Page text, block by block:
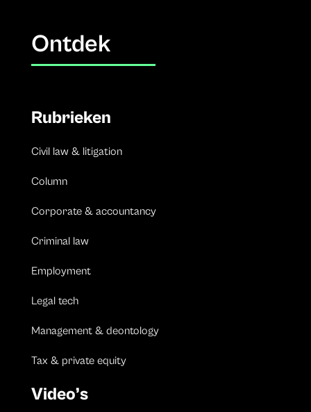
Ontdek
Rubrieken
Civil law & litigation
Column
Corporate & accountancy
Criminal law
Employment
Legal tech
Management & deontology
Tax & private equity
Video’s